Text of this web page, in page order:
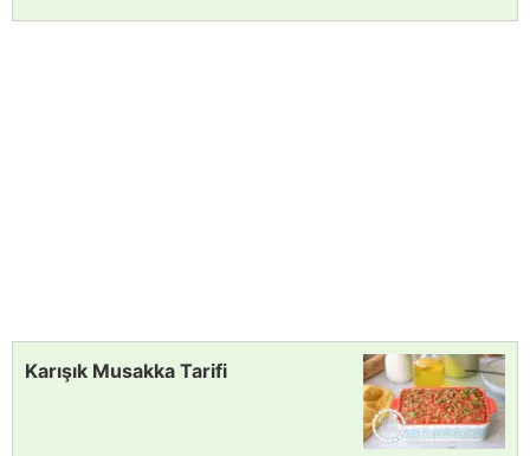
Karışık Musakka Tarifi